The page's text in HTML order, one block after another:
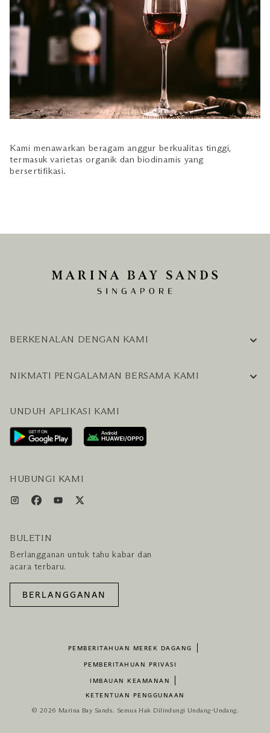
Kami menawarkan beragam anggur berkualitas tinggi,
termasuk varietas organik dan biodinamis yang
bersertifikasi.
BERKENALAN DENGAN KAMI
KARIER
HUBUNGI KAMI
NIKMATI PENGALAMAN BERSAMA KAMI
RENCANAKAN KUNJUNGAN ANDA
LAYANAN PENGUNJUNG & FASILITAS
PAKET LENGKAP HOTEL DAN PENERBANGAN
UNDUH APLIKASI KAMI
HUBUNGI KAMI
BULETIN
Berlangganan untuk tahu kabar dan
acara terbaru.
BERLANGGANAN
PEMBERITAHUAN MEREK DAGANG
PEMBERITAHUAN PRIVASI
IMBAUAN KEAMANAN
KETENTUAN PENGGUNAAN
© 2026 Marina Bay Sands. Semua Hak Dilindungi Undang-Undang.